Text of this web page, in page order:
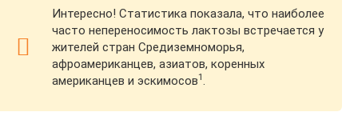
Интересно! Статистика показала, что наиболее
часто непереносимость лактозы встречается у
жителей стран Средиземноморья,
афроамериканцев, азиатов, коренных
американцев и эскимосов1 .